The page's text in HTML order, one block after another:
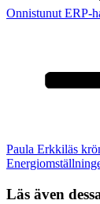
Onnistunut ERP-
Paula Erkkiläs
Läs även